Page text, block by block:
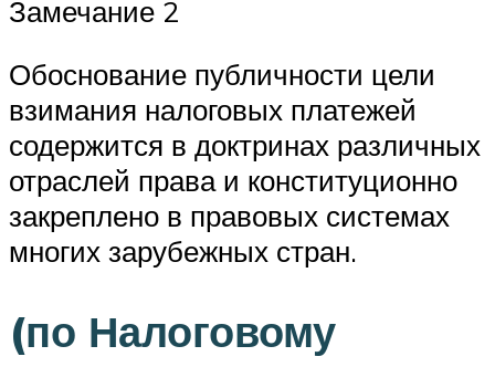
Замечание 2
Обоснование публичности цели
взимания налоговых платежей
содержится в доктринах различных
отраслей права и конституционно
закреплено в правовых системах
многих зарубежных стран.
(по Налоговому